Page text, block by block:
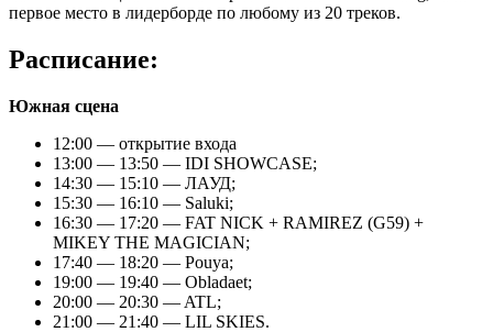
первое место в лидерборде по любому из 20 треков.
Расписание:
Южная сцена
12:00 — открытие входа
13:00 — 13:50 — IDI SHOWCASE;
14:30 — 15:10 — ЛАУД;
15:30 — 16:10 — Saluki;
16:30 — 17:20 — FAT NICK + RAMIREZ (G59) +
MIKEY THE MAGICIAN;
17:40 — 18:20 — Pouya;
19:00 — 19:40 — Obladaet;
20:00 — 20:30 — ATL;
21:00 — 21:40 — LIL SKIES.